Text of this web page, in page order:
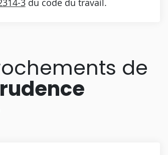
3du code du travail.
de